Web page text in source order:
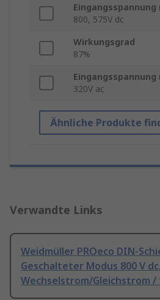
Eingangsspannung
800, 575V dc
Wirkungsgrad
87%
Eingangsspannung
320V ac
Ähnliche Produkte
Verwandte Links
Weidmüller PROeco DIN-
Geschalteter Modus 800 V
Wechselstrom/Gleichstrom /